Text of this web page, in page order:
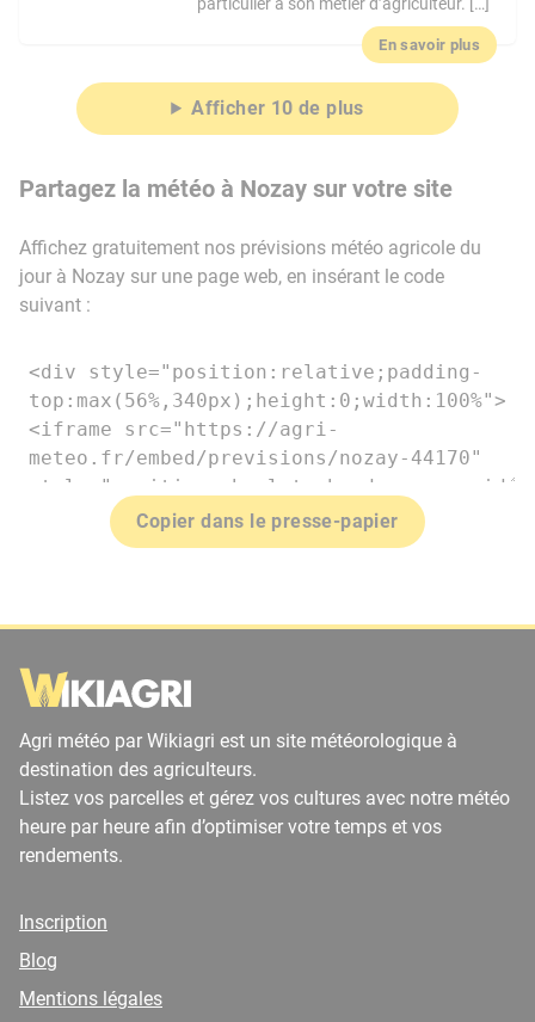
En savoir plus
Afficher 10 de plus
Partagez la météo à Nozay sur votre site
Affichez gratuitement nos prévisions météo agricole du
jour à Nozay sur une page web, en insérant le code
suivant :
Copier dans le presse-papier
Agri météo par Wikiagri est un site météorologique à
destination des agriculteurs.
Listez vos parcelles et gérez vos cultures avec notre météo
heure par heure afin d’optimiser votre temps et vos
rendements.
Inscription
Blog
Mentions légales